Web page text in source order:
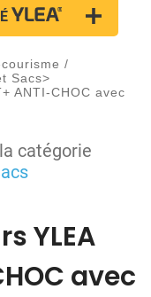
/
Sacs>
ANTI-CHOC avec
catégorie
YLEA
avec